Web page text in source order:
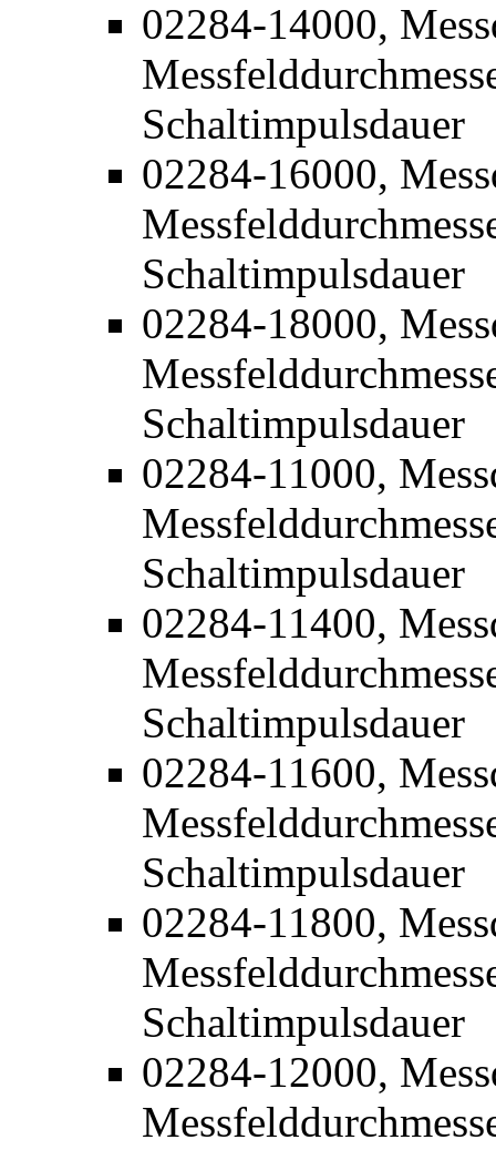
02284-14000,
Schaltimpulsdauer
02284-16000,
Schaltimpulsdauer
02284-18000,
Schaltimpulsdauer
02284-11000,
Schaltimpulsdauer
02284-11400,
Schaltimpulsdauer
02284-11600,
Schaltimpulsdauer
02284-11800,
Schaltimpulsdauer
02284-12000,